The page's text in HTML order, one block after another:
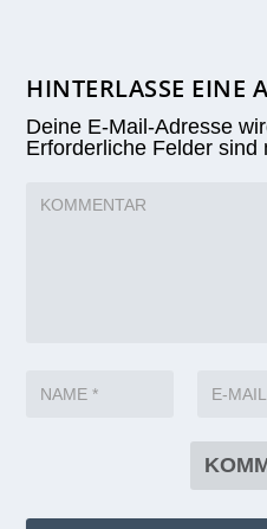
HINTERLASSE EINE
Deine E-Mail-Adresse
Erforderliche Felder